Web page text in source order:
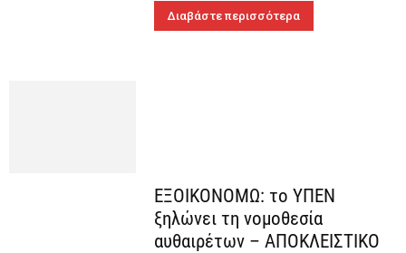
Διαβάστε περισσότερα
ΕΞΟΙΚΟΝΟΜΩ: το ΥΠΕΝ
ξηλώνει τη νομοθεσία
αυθαιρέτων – ΑΠΟΚΛΕΙΣΤΙΚΟ